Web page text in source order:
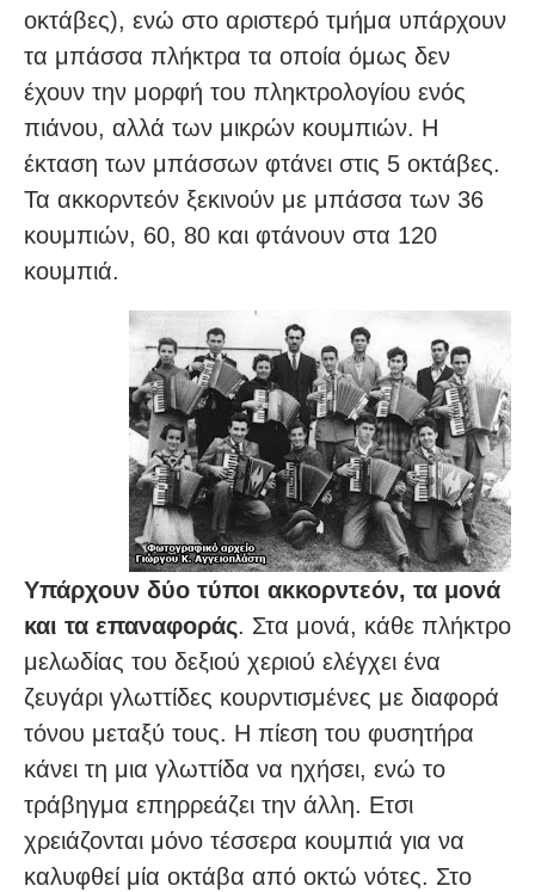
οκτάβες), ενώ στο αριστερό τμήμα υπάρχουν
τα μπάσσα πλήκτρα τα οποία όμως δεν
έχουν την μορφή του πληκτρολογίου ενός
πιάνου, αλλά των μικρών κουμπιών. Η
έκταση των μπάσσων φτάνει στις 5 οκτάβες.
Τα ακκορντεόν ξεκινούν με μπάσσα των 36
κουμπιών, 60, 80 και φτάνουν στα 120
κουμπιά.
Υπάρχουν δύο τύποι ακκορντεόν, τα μονά
και τα επαναφοράς. Στα μονά, κάθε πλήκτρο
μελωδίας του δεξιού χεριού ελέγχει ένα
ζευγάρι γλωττίδες κουρντισμένες με διαφορά
τόνου μεταξύ τους. Η πίεση του φυσητήρα
κάνει τη μια γλωττίδα να ηχήσει, ενώ το
τράβηγμα επηρρεάζει την άλλη. Ετσι
χρειάζονται μόνο τέσσερα κουμπιά για να
καλυφθεί μία οκτάβα από οκτώ νότες. Στο